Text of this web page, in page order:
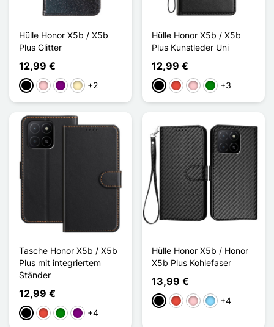
Hülle Honor X5b / X5b
Plus Glitter
12,99 €
Schwarz
PinkViolettGolden
+2
Hülle Honor X5b / X5b
Plus Kunstleder Uni
12,99 €
Schwarz
Rot PinkGrün+3
Tasche Honor X5b / X5b
Plus mit integriertem
Ständer
12,99 €
Schwarz
Rot GrünViolett
+4
Hülle Honor X5b / Honor
X5b Plus Kohlefaser
13,99 €
Schwarz
Rot PinkHellblau
+4